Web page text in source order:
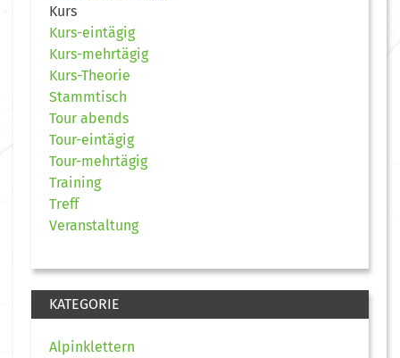
Kurs
Kurs-eintägig
Kurs-mehrtägig
Kurs-Theorie
Stammtisch
Tour abends
Tour-eintägig
Tour-mehrtägig
Training
Treff
Veranstaltung
KATEGORIE
Alpinklettern